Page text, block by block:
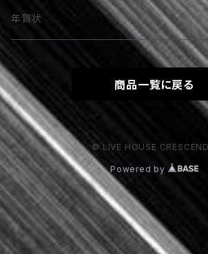
魔威呼（金城舞子）
TOKYO SPANDIXXX
YOU
YOU＆Himaxxx
お百合（Rakshasa）
美月咲愛（Silent Tales）
SIRENT SCREEM
少女S
LOUD&PROUD
その他
年賀状
商品一覧に戻る
© LIVE HOUSE
Powered by